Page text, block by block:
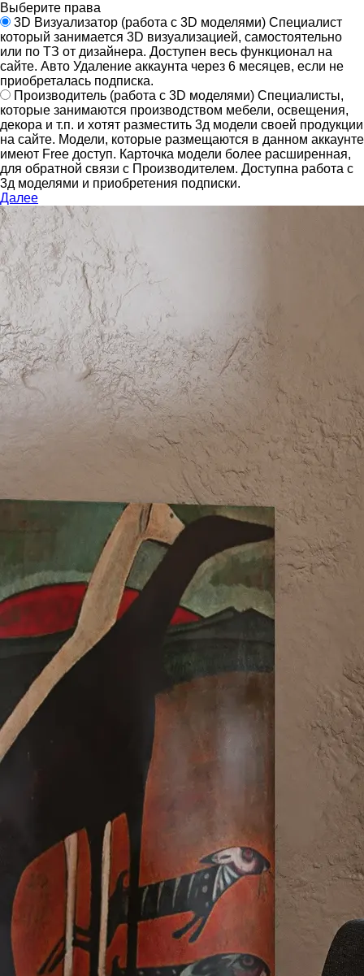
Выберите права
3D Визуализатор (работа с 3D моделями) Специалист
который занимается 3D визуализацией, самостоятельно
или по ТЗ от дизайнера. Доступен весь функционал на
сайте. Авто Удаление аккаунта через 6 месяцев, если не
приобреталась подписка.
Производитель (работа с 3D моделями) Специалисты,
которые занимаются производством мебели, освещения,
декора и т.п. и хотят разместить 3д модели своей продукции
на сайте. Модели, которые размещаются в данном аккаунте
имеют Free доступ. Карточка модели более расширенная,
для обратной связи с Производителем. Доступна работа с
3д моделями и приобретения подписки.
Далее